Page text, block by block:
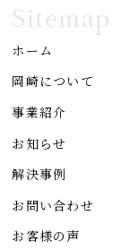
Sitemap
ホーム
岡崎について
事業紹介
お知らせ
解決事例
お問い合わせ
お客様の声